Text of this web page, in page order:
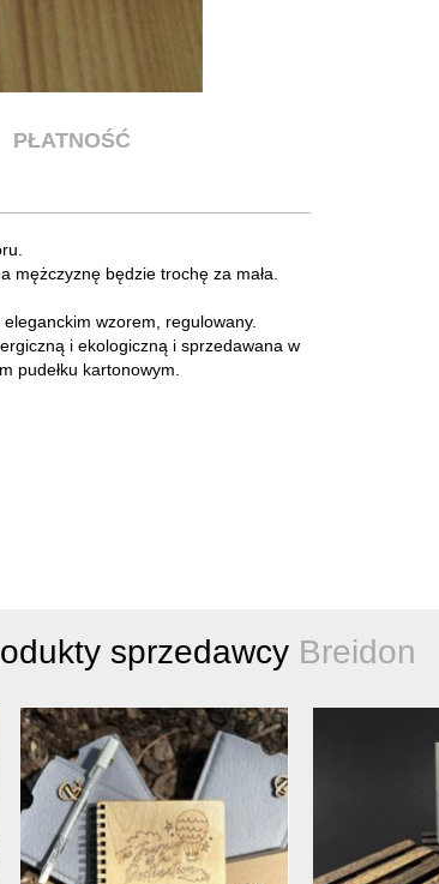
PŁATNOŚĆ
mężczyznę będzie trochę za mała.
wzorem, regulowany.
i ekologiczną i sprzedawana w
pudełku kartonowym.
sprzedawcy Breidon